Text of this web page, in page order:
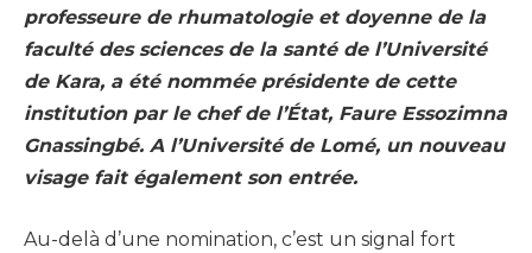
professeure de rhumatologie et doyenne de la
faculté des sciences de la santé de l’Université
de Kara, a été nommée présidente de cette
institution par le chef de l’État, Faure Essozimna
Gnassingbé. A l’Université de Lomé, un nouveau
visage fait également son entrée.
Au-delà d’une nomination, c’est un signal fort